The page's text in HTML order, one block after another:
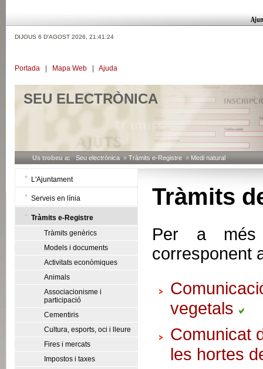
DIJOUS 6 D'AGOST 2026, 21:41:24
Portada Mapa Web Ajuda
SEU ELECTRÒNICA
Us trobeu a: Seu electrònica » Tràmits e-Registre » Medi natural
L'Ajuntament
Serveis en línia
Tràmits e-Registre
Tràmits genèrics
Models i documents
Activitats econòmiques
Animals
Associacionisme i
participació
Cementiris
Cultura, esports, oci i lleure
Fires i mercats
Impostos i taxes
Tràmits
Per a més
corresponent
vegetals
Comunicat
les hortes